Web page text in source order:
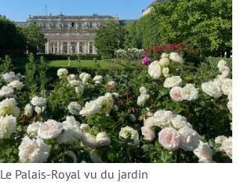
Le Palais-Royal vu du jardin